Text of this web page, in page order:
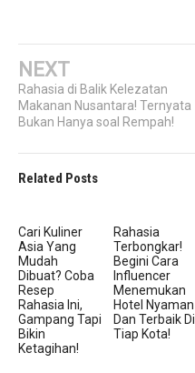
NEXT
Rahasia di Balik Kelezatan
Makanan Nusantara! Ternyata
Bukan Hanya soal Rempah!
Related Posts
Cari Kuliner
Asia Yang
Mudah
Dibuat? Coba
Resep
Rahasia Ini,
Gampang Tapi
Bikin
Ketagihan!
Rahasia
Terbongkar!
Begini Cara
Influencer
Menemukan
Hotel Nyaman
Dan Terbaik Di
Tiap Kota!